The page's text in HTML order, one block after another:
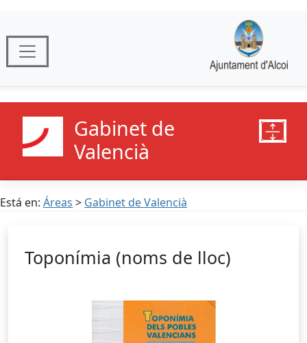
Gabinet de
Valencià
Está en: Áreas > Gabinet de Valencià
Toponímia (noms de lloc)